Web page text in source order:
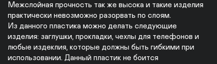
Межслойная прочность так же высока и такие изделия
практически невозможно разорвать по слоям.
Из данного пластика можно делать следующие
изделия: заглушки, прокладки, чехлы для телефонов и
любые издеклия, которые должны быть гибкими при
использовании. Данный пластик не боится